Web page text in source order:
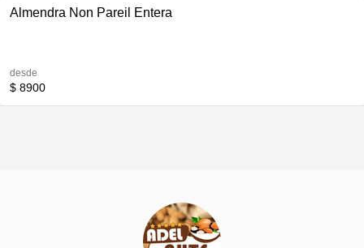
Almendra Non Pareil Entera
desde
$ 8900